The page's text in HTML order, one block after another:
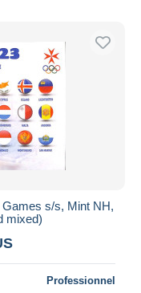
s/s, Mint NH,
mixed)
Professionnel